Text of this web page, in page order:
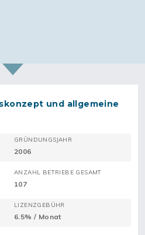
und allgemeine
GRÜNDUNGSJAHR
2006
ANZAHL BETRIEBE GESAMT
107
LIZENZGEBÜHR
6.5% / Monat